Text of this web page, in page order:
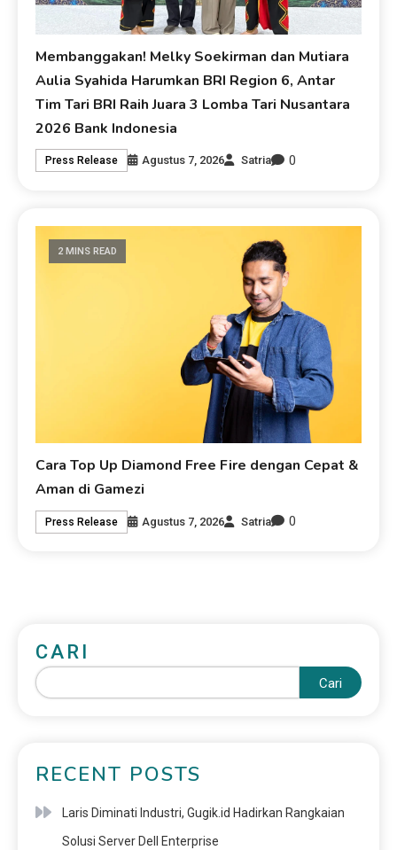
Membanggakan! Melky Soekirman dan Mutiara
Aulia Syahida Harumkan BRI Region 6, Antar
Tim Tari BRI Raih Juara 3 Lomba Tari Nusantara
2026 Bank Indonesia
Press Release Agustus 7, 2026 Satria 0
2 MINS READ
Cara Top Up Diamond Free Fire dengan Cepat &
Aman di Gamezi
Press Release Agustus 7, 2026 Satria 0
CARI
Cari
RECENT POSTS
Laris Diminati Industri, Gugik.id Hadirkan Rangkaian
Solusi Server Dell Enterprise